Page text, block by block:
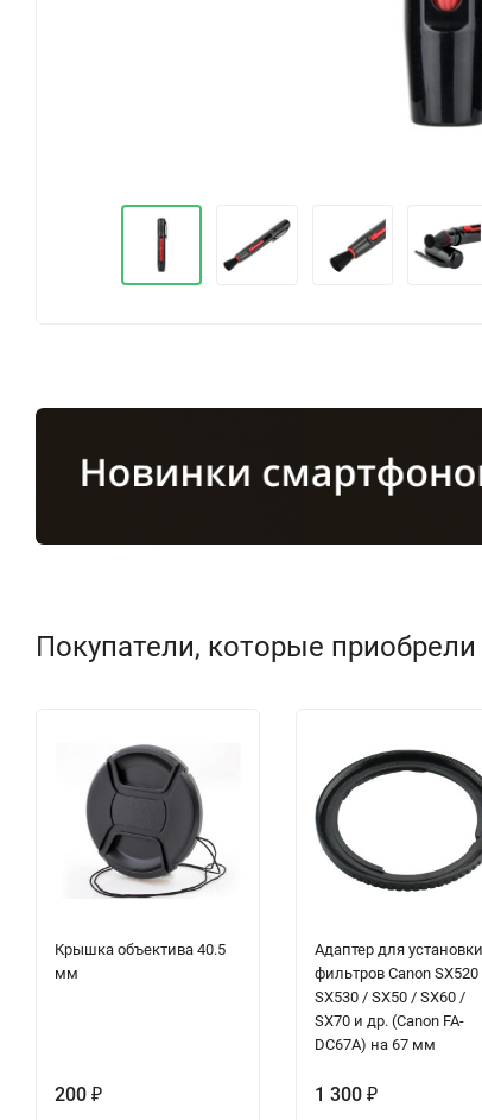
Покупатели, которые
Крышка объектива 40.5
мм
200 ₽
Адаптер для установки
фильтров Canon
SX530 / SX50 / SX60 /
SX70 и др. (Canon FA-
DC67A) на 67 мм
1 300 ₽